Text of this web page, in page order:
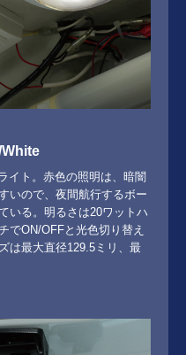
イト。赤色の照明は、暗闇
いので、夜間航行するボー
いる。明るさは20ワットハ
でON/OFFと光色切り替え
は最大直径129.5ミリ、最